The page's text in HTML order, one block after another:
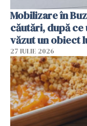
Mobilizare în
căutări, după ce
văzut un obiect
27 IULIE 2026